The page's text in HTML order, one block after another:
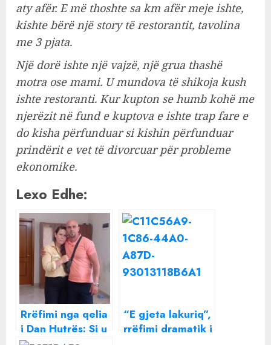
aty afër. E më thoshte sa km afër meje ishte,
kishte bërë një story të restorantit, tavolina
me 3 pjata.
Një dorë ishte një vajzë, një grua thashë
motra ose mami. U mundova të shikoja kush
ishte restoranti. Kur kupton se humb kohë me
njerëzit në fund e kuptova e ishte trap fare e
do kisha përfunduar si kishin përfunduar
prindërit e vet të divorcuar për probleme
ekonomike.
Lexo Edhe:
Rrëfimi nga qelia
i Dan Hutrës: Si u
“E gjeta lakuriq”,
rrëfimi dramatik i